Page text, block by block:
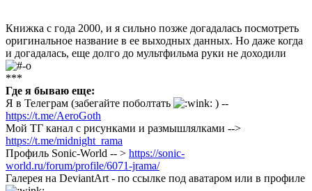
Книжка с года 2000, и я сильно позже догадалась посмотреть
оригинальное название в ее выходных данных. Но даже когда
и догадалась, еще долго до мультфильма руки не доходили
***
Где я бываю еще:
Я в Телеграм (забегайте поболтать
) --
https://t.me/AeroGoth
Мой ТГ канал с рисунками и размышлялками -->
https://t.me/midnight_rama
Профиль Sonic-World -- > https://sonic-
world.ru/forum/profile/6071-jrama/
Галерея на DeviantArt - по ссылке под аватаром или в профиле